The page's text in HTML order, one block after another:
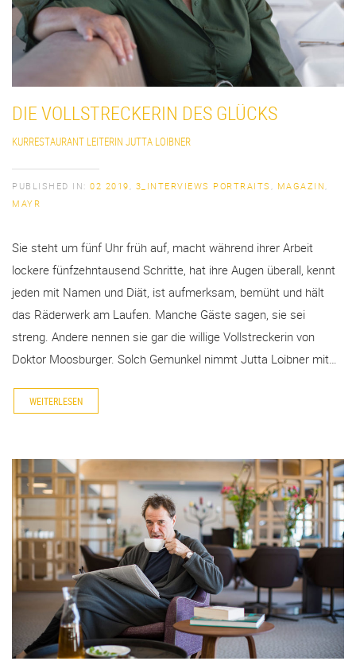
DIE VOLLSTRECKERIN DES GLÜCKS
KURRESTAURANT LEITERIN JUTTA LOIBNER
PUBLISHED IN: 02 2019 , 3_INTERVIEWS PORTRAITS , MAGAZIN ,
MAYR
Sie steht um fünf Uhr früh auf, macht während ihrer Arbeit
lockere fünfzehntausend Schritte, hat ihre Augen überall, kennt
jeden mit Namen und Diät, ist aufmerksam, bemüht und hält
das Räderwerk am Laufen. Manche Gäste sagen, sie sei
streng. Andere nennen sie gar die willige Vollstreckerin von
Doktor Moosburger. Solch Gemunkel nimmt Jutta Loibner mit…
WEITERLESEN